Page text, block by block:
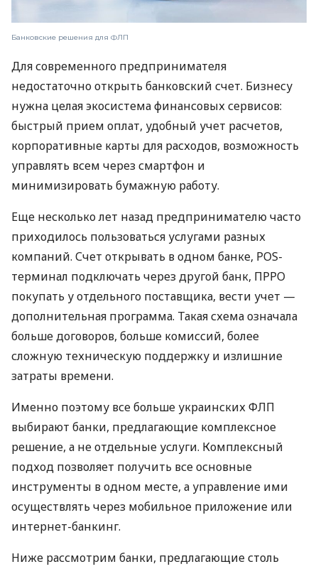
Банковские решения для ФЛП
Для современного предпринимателя
недостаточно открыть банковский счет. Бизнесу
нужна целая экосистема финансовых сервисов:
быстрый прием оплат, удобный учет расчетов,
корпоративные карты для расходов, возможность
управлять всем через смартфон и
минимизировать бумажную работу.
Еще несколько лет назад предпринимателю часто
приходилось пользоваться услугами разных
компаний. Счет открывать в одном банке, POS-
терминал подключать через другой банк, ПРРО
покупать у отдельного поставщика, вести учет —
дополнительная программа. Такая схема означала
больше договоров, больше комиссий, более
сложную техническую поддержку и излишние
затраты времени.
Именно поэтому все больше украинских ФЛП
выбирают банки, предлагающие комплексное
решение, а не отдельные услуги. Комплексный
подход позволяет получить все основные
инструменты в одном месте, а управление ими
осуществлять через мобильное приложение или
интернет-банкинг.
Ниже рассмотрим банки, предлагающие столь